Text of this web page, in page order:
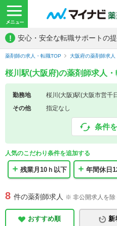
! 安心・安全な転職サポートの提
薬剤師の求人・転職TOP 大阪府の薬剤師求人
桜川駅(大阪府)の薬剤師求人
勤務地
桜川(大阪)駅(大阪市営千
その他
指定なし
条件
人気のこだわり条件を追加する
残業月10ｈ以下 年間休日
8 件の薬剤師求人 ※ 非公開求人を除
おすすめ順 新